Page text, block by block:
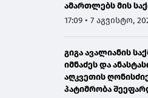
ამართლებს მის
სხვანაირად ვერ
17:09 • 7 აგვისტო,
გიგა ავალიანის
იმნაძეს და
აღკვეთის
პატიმრობა